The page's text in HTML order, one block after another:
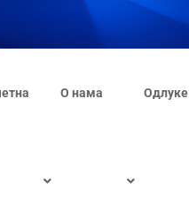
О нама Одлуке